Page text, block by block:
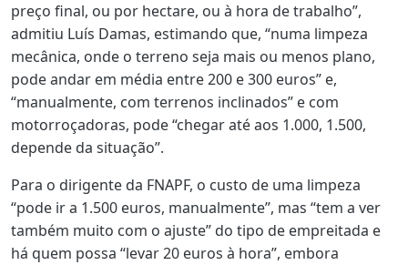
preço final, ou por hectare, ou à hora de trabalho”,
admitiu Luís Damas, estimando que, “numa limpeza
mecânica, onde o terreno seja mais ou menos plano,
pode andar em média entre 200 e 300 euros” e,
“manualmente, com terrenos inclinados” e com
motorroçadoras, pode “chegar até aos 1.000, 1.500,
depende da situação”.
Para o dirigente da FNAPF, o custo de uma limpeza
“pode ir a 1.500 euros, manualmente”, mas “tem a ver
também muito com o ajuste” do tipo de empreitada e
há quem possa “levar 20 euros à hora”, embora